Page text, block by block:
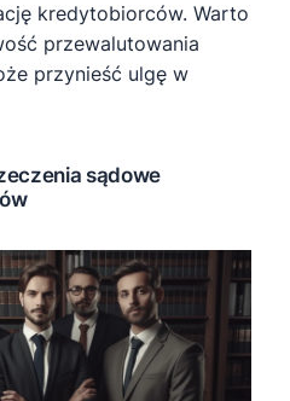
kredytobiorców. Warto
przewalutowania
przynieść ulgę w
sądowe